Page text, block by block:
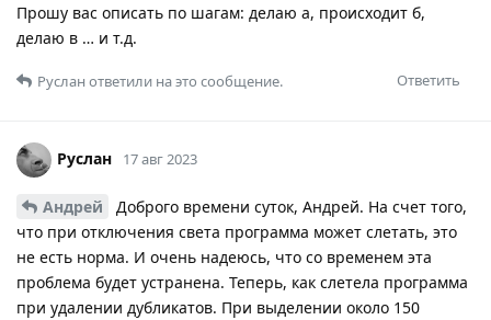
Прошу вас описать по шагам: делаю а, происходит б,
делаю в … и т.д.
Ответить
Русланответили на это сообщение.
Руслан 17 авг 2023
Андрей
Доброго времени суток, Андрей. На счет того,
что при отключения света программа может слетать, это
не есть норма. И очень надеюсь, что со временем эта
проблема будет устранена. Теперь, как слетела программа
при удалении дубликатов. При выделении около 150